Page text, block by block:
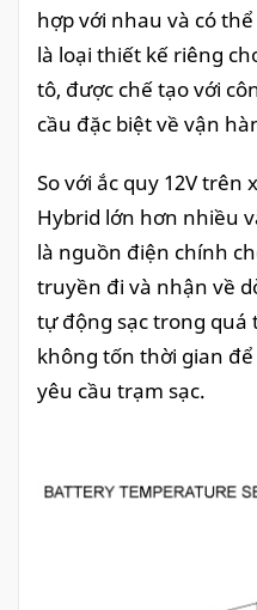
hợp với nhau và có
là loại thiết kế riêng
tô, được chế tạo với
cầu đặc biệt về vận
So với ắc quy 12V
Hybrid lớn hơn nhiều
là nguồn điện chính
truyền đi và nhận về
tự động sạc trong quá
không tốn thời gian để
yêu cầu trạm sạc.